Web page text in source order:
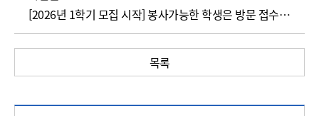
[2026년 1학기 모집 시작] 봉사가능한 학생은 방문 접수바랍니다.
목록